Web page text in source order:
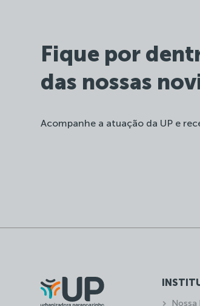
Fique por
das nossas
Acompanhe a atuação da UP e
Nossa